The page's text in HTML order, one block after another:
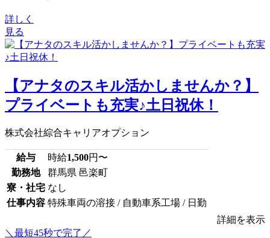
詳しく
見る
【アナタのスキル活かしませんか？】
プライベートも充実♪土日祝休！
株式会社綜合キャリアオプション
給与 時給1,500円〜
勤務地
群馬県 邑楽町
寮・社宅 なし
仕事内容 特殊車両の溶接 / 自動車系工場 / 日勤
詳細を表示
＼最短45秒で完了／